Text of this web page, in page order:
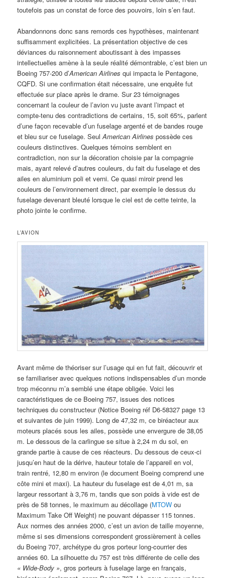
toutefois pas un constat de force des pouvoirs, loin s’en faut.
Abandonnons donc sans remords ces hypothèses, maintenant
suffisamment explicitées. La présentation objective de ces
déviances du raisonnement aboutissant à des impasses
intellectuelles amène à la seule réalité démontrable, c’est bien un
Boeing 757-200 d’American Airlines qui impacta le Pentagone,
CQFD. Si une confirmation était nécessaire, une enquête fut
effectuée sur place après le drame. Sur 23 témoignages
concernant la couleur de l’avion vu juste avant l’impact et
compte-tenu des contradictions de certains, 15, soit 65%, parlent
d’une façon recevable d’un fuselage argenté et de bandes rouge
et bleu sur ce fuselage. SeulAmerican Airlines possède ces
couleurs distinctives. Quelques témoins semblent en
contradiction, non sur la décoration choisie par la compagnie
mais, ayant relevé d’autres couleurs, du fait du fuselage et des
ailes en aluminium poli et verni. Ce quasi miroir prend les
couleurs de l’environnement direct, par exemple le dessus du
fuselage devenant bleuté lorsque le ciel est de cette teinte, la
photo jointe le confirme.
L’AVION
Avant même de théoriser sur l’usage qui en fut fait, découvrir et
se familiariser avec quelques notions indispensables d’un monde
trop méconnu m’a semblé une étape obligée. Voici les
caractéristiques de ce Boeing 757, issues des notices
techniques du constructeur (Notice Boeing réf D6-58327 page 13
et suivantes de juin 1999). Long de 47,32 m, ce biréacteur aux
moteurs placés sous les ailes, possède une envergure de 38,05
m. Le dessous de la carlingue se situe à 2,24 m du sol, en
grande partie à cause de ces réacteurs. Du dessous de ceux-ci
jusqu’en haut de la dérive, hauteur totale de l’appareil en vol,
train rentré, 12,80 m environ (le document Boeing comprend une
côte mini et maxi). La hauteur du fuselage est de 4,01 m, sa
largeur ressortant à 3,76 m, tandis que son poids à vide est de
près de 58 tonnes, le maximum au décollage (MTOW ou
Maximum Take Off Weight) ne pouvant dépasser 115 tonnes.
Aux normes des années 2000, c’est un avion de taille moyenne,
même si ses dimensions correspondent grossièrement à celles
du Boeing 707, archétype du gros porteur long-courrier des
années 60. La silhouette du 757 est très différente de celle des
« Wide-Body », gros porteurs à fuselage large en français,